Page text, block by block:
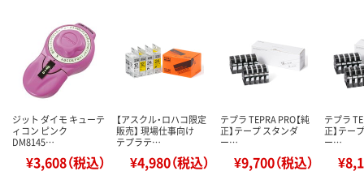
ジット ダイモ キューテ
ィコン ピンク
DM8145…
¥3,608（税込）
【アスクル・ロハコ限定
販売】 現場仕事向け
テプラテ…
¥4,980（税込）
テプラ TEPRA PRO【純
正】テープ スタンダ
ー…
¥9,700（税込）
テプラ
正】テー
ー…